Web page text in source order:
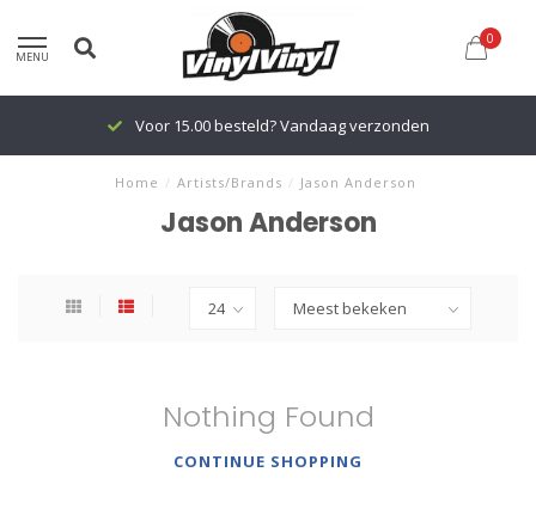
MENU
0
Voor 15.00 besteld? Vandaag verzonden
Home / Artists/Brands / Jason Anderson
Jason Anderson
Nothing Found
CONTINUE SHOPPING